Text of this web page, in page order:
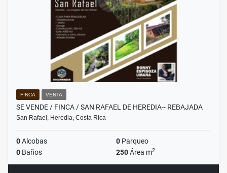
FINCA VENTA
SE VENDE / FINCA / SAN RAFAEL DE HEREDIA-- REBAJADA
San Rafael, Heredia, Costa Rica
0Alcobas 0 Parqueo
0 Baños 250Área m2